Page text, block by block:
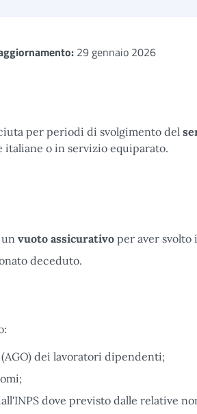
29 gennaio 2026
per periodi di svolgimento del
italiane o in servizio equiparato.
unvuoto assicurativo per aver svolto
deceduto.
dei lavoratori dipendenti;
dove previsto dalle relative